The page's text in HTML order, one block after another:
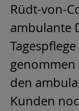
Rüdt-von-
ambulante
genommen
den
Kunden